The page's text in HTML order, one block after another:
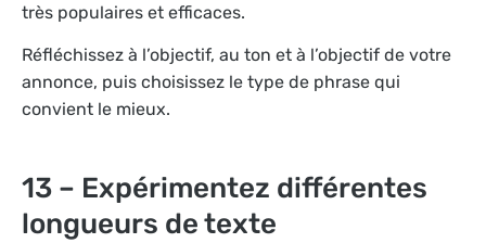
très populaires et efficaces.
Réfléchissez à l’objectif, au ton et à l’objectif de votre
annonce, puis choisissez le type de phrase qui
convient le mieux.
13 – Expérimentez différentes
longueurs de texte